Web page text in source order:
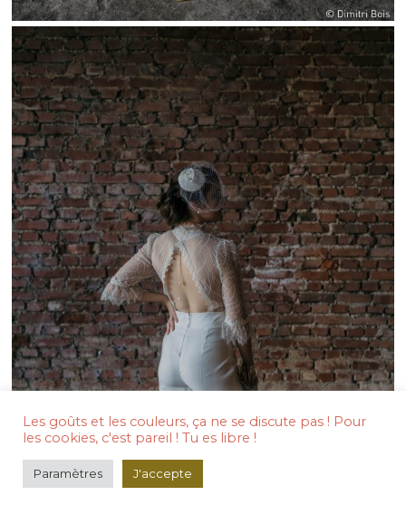
Les goûts et les couleurs, ça ne se discute pas ! Pour
les cookies, c'est pareil ! Tu es libre !
Paramètres J'accepte